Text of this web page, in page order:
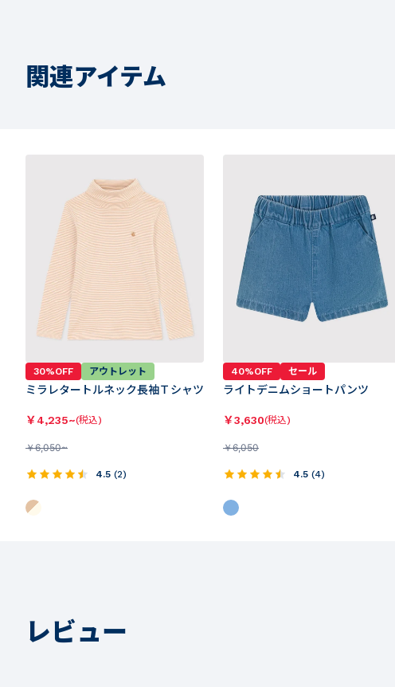
関連アイテム
30%OFF アウトレット
ミラレタートルネック長袖Ｔシャツ
￥4,235~(税込)
￥6,050~
4.5 (2)
40%OFF セール
ライトデニムショートパンツ
￥3,630(税込)
￥6,050
4.5 (4)
レビュー